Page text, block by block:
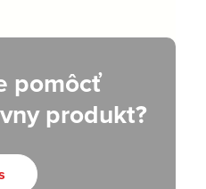
pomôcť
produkt?